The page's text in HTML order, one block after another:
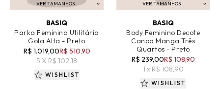
VER TAMANHOS
ADICIONAR AO CARRINHO
BASIQ
Parka Feminina Utilitária
Gola Alta - Preto
R$ 1.019,00R$ 510,90
5 X R$ 102,18
WISHLIST
VER TAMANHOS
ADICIONAR AO CARRINHO
BASIQ
Body Feminino Decote
Canoa Manga Três
Quartos - Preto
R$ 239,00R$ 108,90
1 x R$ 108,90
WISHLIST